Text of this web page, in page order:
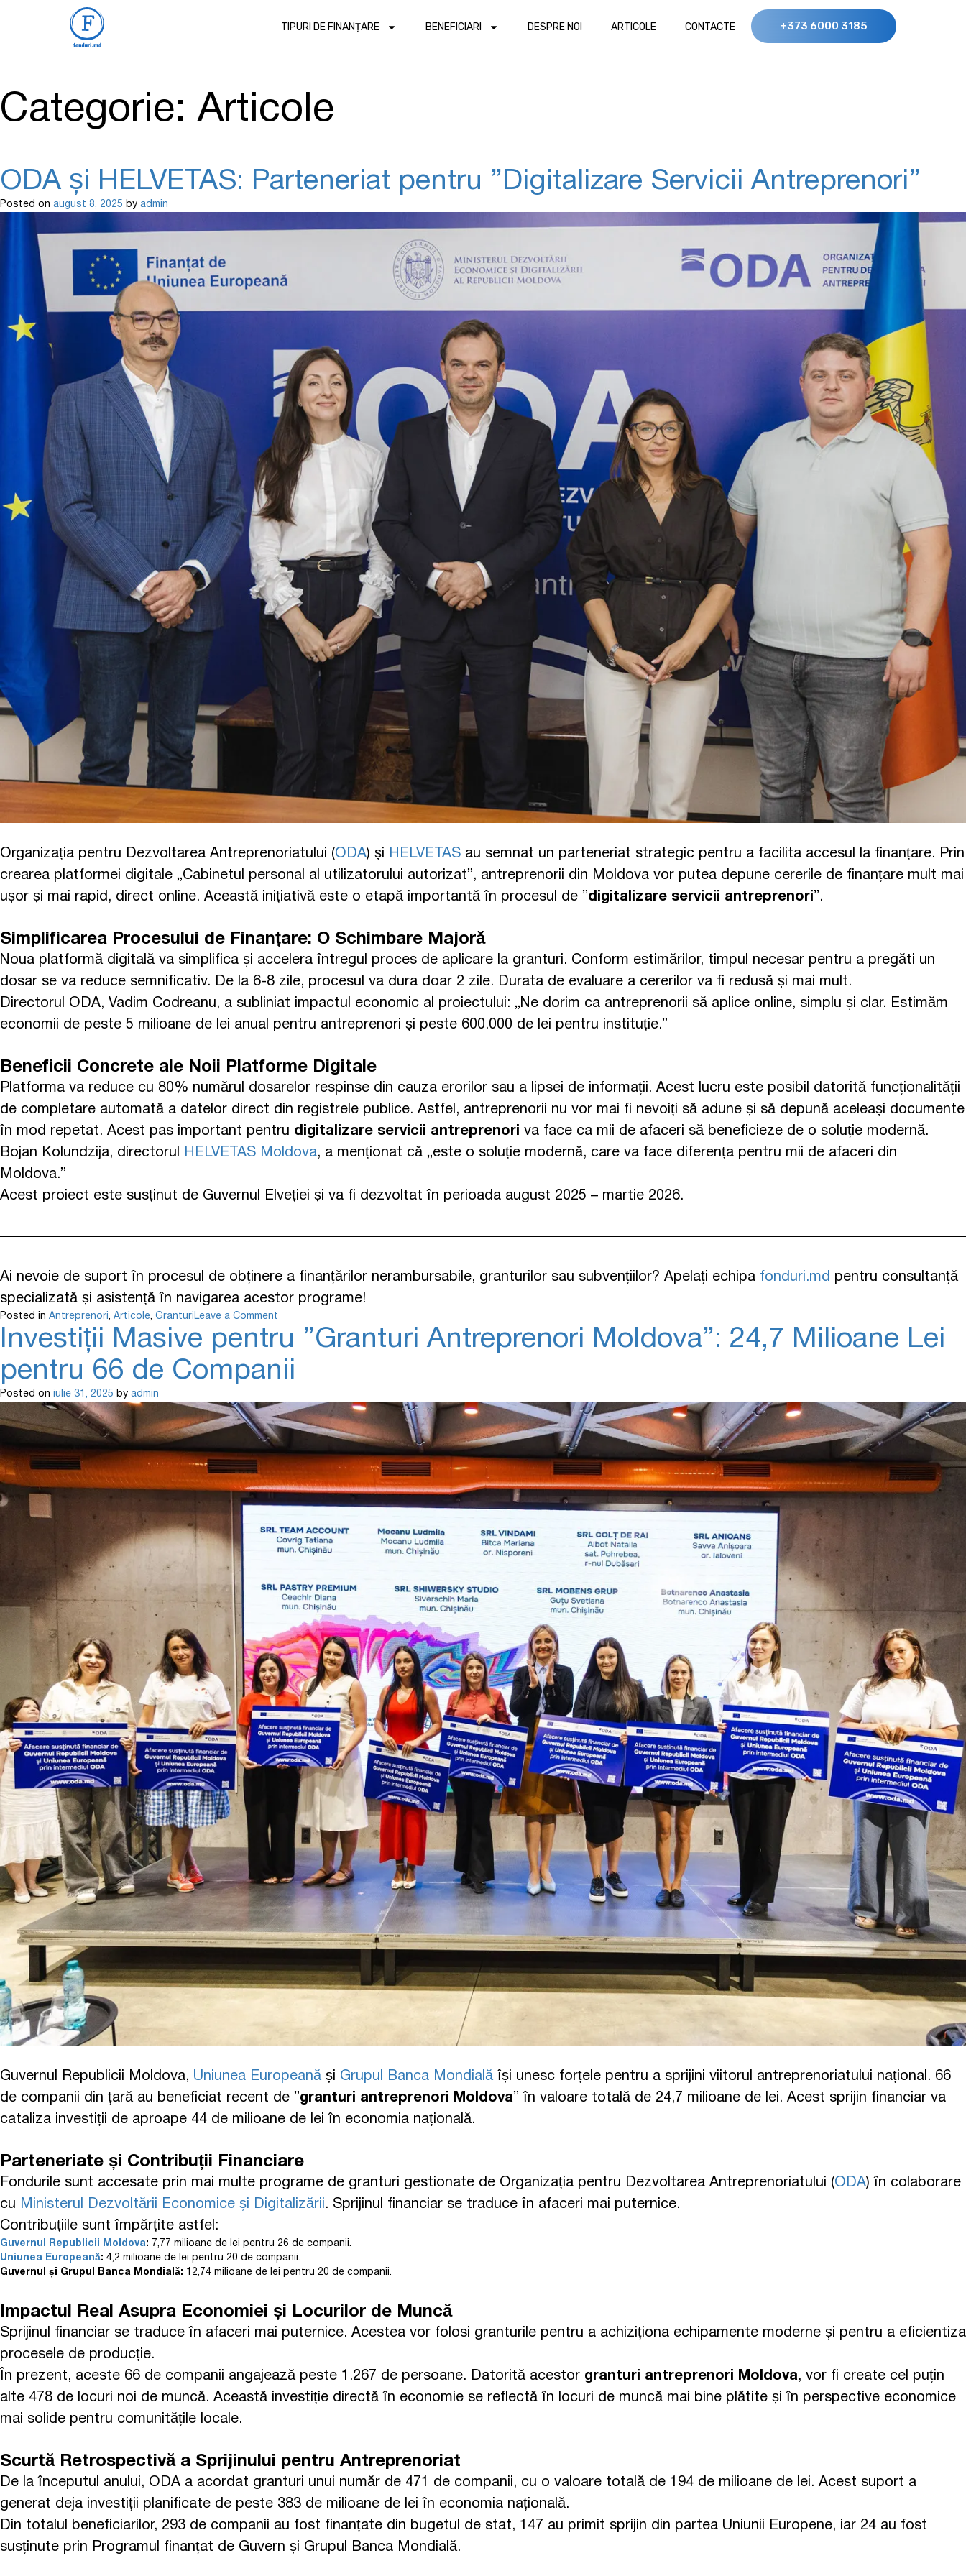
TIPURI DE FINANȚARE BENEFICIARI DESPRE NOI ARTICOLE CONTACTE +373 6000 3185
Categorie:Articole
ODA și HELVETAS: Parteneriat pentru ”Digitalizare Servicii Antreprenori”
Posted on august 8, 2025 by admin
Organizația pentru Dezvoltarea Antreprenoriatului (ODA) și HELVETAS au semnat un parteneriat strategic pentru a facilita accesul la finanțare. Prin
crearea platformei digitale „Cabinetul personal al utilizatorului autorizat”, antreprenorii din Moldova vor putea depune cererile de finanțare mult mai
ușor și mai rapid, direct online. Această inițiativă este o etapă importantă în procesul de ”digitalizare servicii antreprenori”.
Simplificarea Procesului de Finanțare: O Schimbare Majoră
Noua platformă digitală va simplifica și accelera întregul proces de aplicare la granturi. Conform estimărilor, timpul necesar pentru a pregăti un
dosar se va reduce semnificativ. De la 6-8 zile, procesul va dura doar 2 zile. Durata de evaluare a cererilor va fi redusă și mai mult.
Directorul ODA, Vadim Codreanu, a subliniat impactul economic al proiectului: „Ne dorim ca antreprenorii să aplice online, simplu și clar. Estimăm
economii de peste 5 milioane de lei anual pentru antreprenori și peste 600.000 de lei pentru instituție.”
Beneficii Concrete ale Noii Platforme Digitale
Platforma va reduce cu 80% numărul dosarelor respinse din cauza erorilor sau a lipsei de informații. Acest lucru este posibil datorită funcționalității
de completare automată a datelor direct din registrele publice. Astfel, antreprenorii nu vor mai fi nevoiți să adune și să depună aceleași documente
în mod repetat. Acest pas important pentru digitalizare servicii antreprenori va face ca mii de afaceri să beneficieze de o soluție modernă.
Bojan Kolundzija, directorul
HELVETAS Moldova, a menționat că „este o soluție modernă, care va face diferența pentru mii de afaceri din
Moldova.”
Acest proiect este susținut de Guvernul Elveției și va fi dezvoltat în perioada august 2025 – martie 2026.
Ai nevoie de suport în procesul de obținere a finanțărilor nerambursabile, granturilor sau subvențiilor? Apelați echipa fonduri.md pentru consultanță
specializată și asistență în navigarea acestor programe!
Posted in Antreprenori, Articole, Granturi Leave a Comment
Investiții Masive pentru ”Granturi Antreprenori Moldova”: 24,7 Milioane Lei
pentru 66 de Companii
Posted on iulie 31, 2025 by admin
Guvernul Republicii Moldova, Uniunea Europeană și Grupul Banca Mondială își unesc forțele pentru a sprijini viitorul antreprenoriatului național. 66
de companii din țară au beneficiat recent de ”granturi antreprenori Moldova” în valoare totală de 24,7 milioane de lei. Acest sprijin financiar va
cataliza investiții de aproape 44 de milioane de lei în economia națională.
Parteneriate și Contribuții Financiare
Fondurile sunt accesate prin mai multe programe de granturi gestionate de Organizația pentru Dezvoltarea Antreprenoriatului (ODA) în colaborare
cu
Ministerul Dezvoltării Economice și Digitalizării. Sprijinul financiar se traduce în afaceri mai puternice.
Contribuțiile sunt împărțite astfel:
Guvernul Republicii Moldova: 7,77 milioane de lei pentru 26 de companii.
Uniunea Europeană: 4,2 milioane de lei pentru 20 de companii.
Guvernul și Grupul Banca Mondială: 12,74 milioane de lei pentru 20 de companii.
Impactul Real Asupra Economiei și Locurilor de Muncă
Sprijinul financiar se traduce în afaceri mai puternice. Acestea vor folosi granturile pentru a achiziționa echipamente moderne și pentru a eficientiza
procesele de producție.
În prezent, aceste 66 de companii angajează peste 1.267 de persoane. Datorită acestor granturi antreprenori Moldova, vor fi create cel puțin
alte 478 de locuri noi de muncă. Această investiție directă în economie se reflectă în locuri de muncă mai bine plătite și în perspective economice
mai solide pentru comunitățile locale.
Scurtă Retrospectivă a Sprijinului pentru Antreprenoriat
De la începutul anului, ODA a acordat granturi unui număr de 471 de companii, cu o valoare totală de 194 de milioane de lei. Acest suport a
generat deja investiții planificate de peste 383 de milioane de lei în economia națională.
Din totalul beneficiarilor, 293 de companii au fost finanțate din bugetul de stat, 147 au primit sprijin din partea Uniunii Europene, iar 24 au fost
susținute prin Programul finanțat de Guvern și Grupul Banca Mondială.